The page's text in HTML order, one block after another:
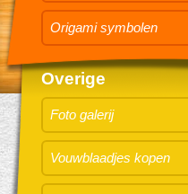
Origami symbolen
Overige
Foto galerij
Vouwblaadjes kopen